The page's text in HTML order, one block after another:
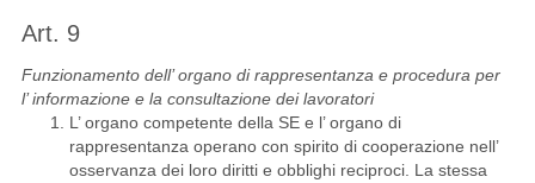
Art. 9
Funzionamento dell’ organo di rappresentanza e procedura per
l’ informazione e la consultazione dei lavoratori
L’ organo competente della SE e l’ organo di
rappresentanza operano con spirito di cooperazione nell’
osservanza dei loro diritti e obblighi reciproci. La stessa